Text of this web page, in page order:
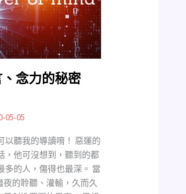
念力的秘密
05-05
以聽我的導讀唷！ 惡運的
，他可沒想到，聽到的都
多的人，傷得也最深。 當
的聆聽、灌輸，久而久